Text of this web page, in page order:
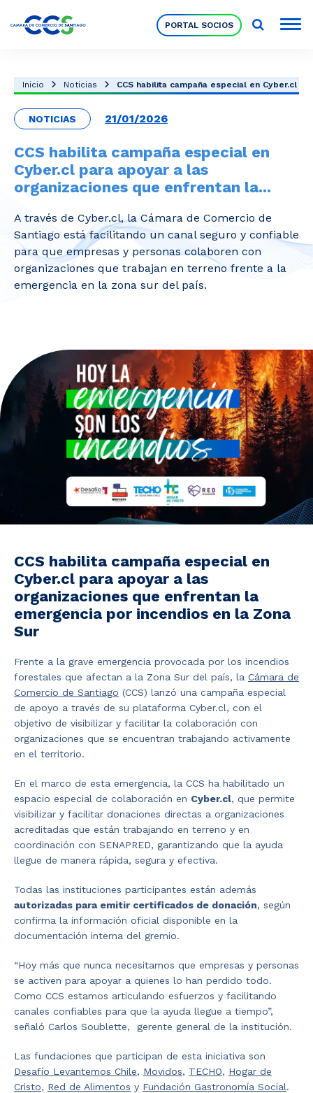
PORTAL SOCIOS
Nuestra Institución
Pilares Estratégicos
Comités de Trabajo
Eventos
CAM Santiago
Unidades de Servicios
Inicio Noticias CCS habilita campaña especial en Cyber.cl
NOTICIAS 21/01/2026
CCS habilita campaña especial en
Cyber.cl para apoyar a las
organizaciones que enfrentan la...
A través de Cyber.cl, la Cámara de Comercio de
Santiago está facilitando un canal seguro y confiable
para que empresas y personas colaboren con
organizaciones que trabajan en terreno frente a la
emergencia en la zona sur del país.
CCS habilita campaña especial en
Cyber.cl para apoyar a las
organizaciones que enfrentan la
emergencia por incendios en la Zona
Sur
Frente a la grave emergencia provocada por los incendios
forestales que afectan a la Zona Sur del país, la Cámara de
Comercio de Santiago (CCS) lanzó una campaña especial
de apoyo a través de su plataforma Cyber.cl, con el
objetivo de visibilizar y facilitar la colaboración con
organizaciones que se encuentran trabajando activamente
en el territorio.
En el marco de esta emergencia, la CCS ha habilitado un
espacio especial de colaboración en Cyber.cl, que permite
visibilizar y facilitar donaciones directas a organizaciones
acreditadas que están trabajando en terreno y en
coordinación con SENAPRED, garantizando que la ayuda
llegue de manera rápida, segura y efectiva.
Todas las instituciones participantes están además
autorizadas para emitir certificados de donación, según
confirma la información oficial disponible en la
documentación interna del gremio.
“Hoy más que nunca necesitamos que empresas y personas
se activen para apoyar a quienes lo han perdido todo.
Como CCS estamos articulando esfuerzos y facilitando
canales confiables para que la ayuda llegue a tiempo”,
señaló Carlos Soublette, gerente general de la institución.
Las fundaciones que participan de esta iniciativa son
Desafío Levantemos Chile, Movidos, TECHO, Hogar de
Cristo, Red de Alimentos y Fundación Gastronomía Social.